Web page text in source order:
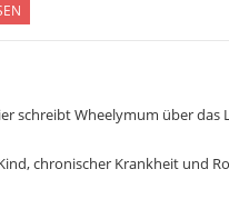
schreibt Wheelymum über das
chronischer Krankheit und